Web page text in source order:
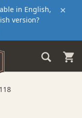
×
in English,
version?